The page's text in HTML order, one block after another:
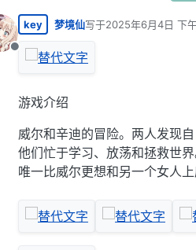
离线
key 梦境仙写于2025年6月4日 下
最后由 编辑
游戏介绍
威尔和辛迪的冒险。两人发现
他们忙于学习、放荡和拯救世界
唯一比威尔更想和另一个女人